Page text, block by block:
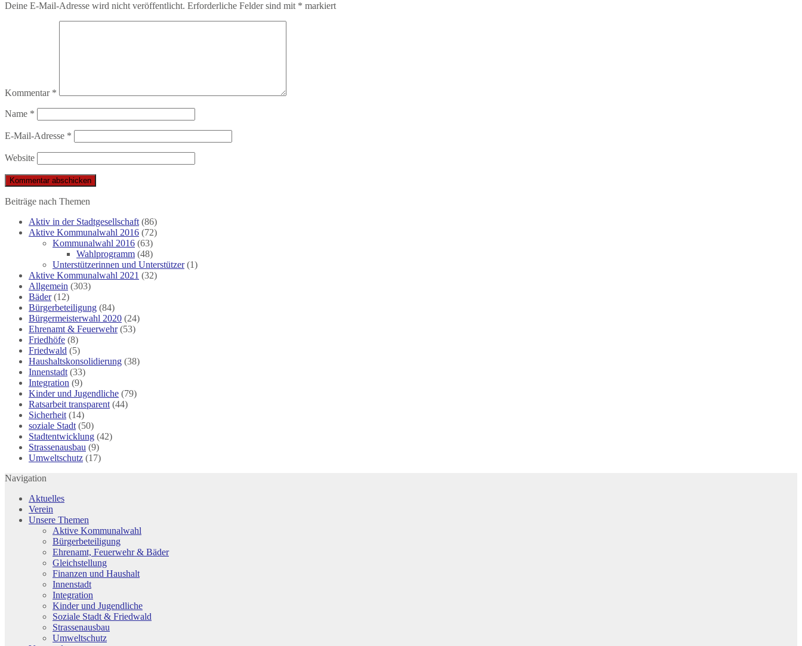
Deine E-Mail-Adresse wird nicht veröffentlicht. Erforderliche Felder sind mit * markiert
Kommentar *
Name *
E-Mail-Adresse *
Website
Beiträge nach Themen
Aktiv in der Stadtgesellschaft (86)
Aktive Kommunalwahl 2016 (72)
Kommunalwahl 2016 (63)
Wahlprogramm (48)
Unterstützerinnen und Unterstützer(1)
Aktive Kommunalwahl 2021 (32)
Allgemein (303)
Bäder(12)
Bürgerbeteiligung (84)
Bürgermeisterwahl 2020 (24)
Ehrenamt & Feuerwehr(53)
Friedhöfe (8)
Friedwald (5)
Haushaltskonsolidierung (38)
Innenstadt (33)
Integration (9)
Kinder und Jugendliche (79)
Ratsarbeit transparent (44)
Sicherheit (14)
soziale Stadt (50)
Stadtentwicklung (42)
Strassenausbau (9)
Umweltschutz (17)
Navigation
Aktuelles
Verein
Unsere Themen
Aktive Kommunalwahl
Bürgerbeteiligung
Ehrenamt, Feuerwehr & Bäder
Gleichstellung
Finanzen und Haushalt
Innenstadt
Integration
Kinder und Jugendliche
Soziale Stadt & Friedwald
Strassenausbau
Umweltschutz